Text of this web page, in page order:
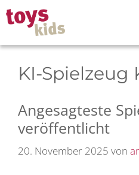
Zum
Inhalt
springen
KI-Spielzeug
Angesagteste
veröffentlicht
20. November 2025 von